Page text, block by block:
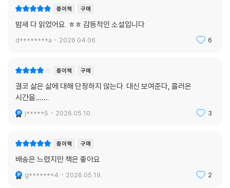
종이책 구매
밤새 다 읽었어요. ㅎㅎ 감동적인 소설입니다
d********a 2026.04.06. 6
종이책 구매
결코 삶은 삶에 대해 단정하지 않는다. 대신 보여준다, 흘러온
시간을…….
j*****5 2026.05.10. 3
종이책 구매
배송은 느렸지만 책은 좋아요
g*******4 2026.05.19. 2